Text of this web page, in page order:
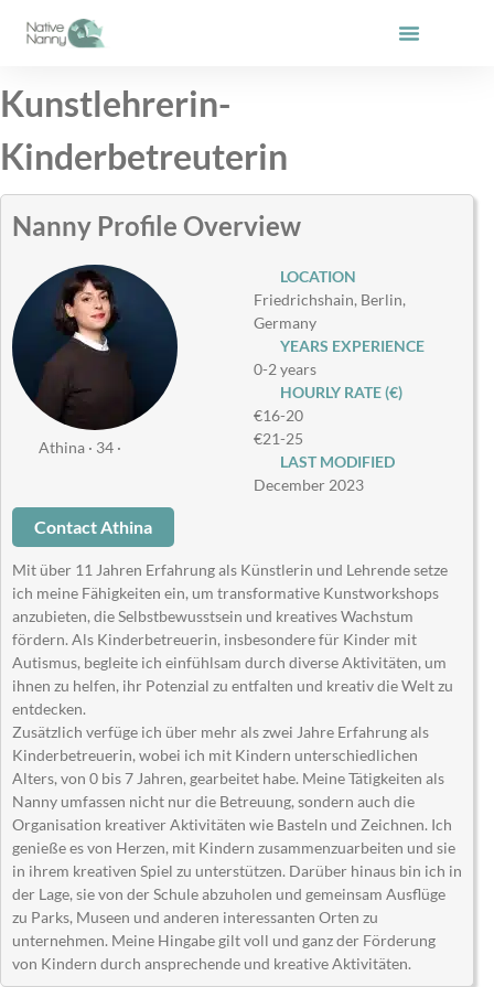
Kunstlehrerin-
Kinderbetreuterin
Nanny Profile Overview
Athina · 34 ·
LOCATION
Friedrichshain, Berlin,
Germany
YEARS EXPERIENCE
0-2 years
HOURLY RATE (€)
€16-20
€21-25
LAST MODIFIED
December 2023
Contact Athina
Mit über 11 Jahren Erfahrung als Künstlerin und Lehrende setze
ich meine Fähigkeiten ein, um transformative Kunstworkshops
anzubieten, die Selbstbewusstsein und kreatives Wachstum
fördern. Als Kinderbetreuerin, insbesondere für Kinder mit
Autismus, begleite ich einfühlsam durch diverse Aktivitäten, um
ihnen zu helfen, ihr Potenzial zu entfalten und kreativ die Welt zu
entdecken.
Zusätzlich verfüge ich über mehr als zwei Jahre Erfahrung als
Kinderbetreuerin, wobei ich mit Kindern unterschiedlichen
Alters, von 0 bis 7 Jahren, gearbeitet habe. Meine Tätigkeiten als
Nanny umfassen nicht nur die Betreuung, sondern auch die
Organisation kreativer Aktivitäten wie Basteln und Zeichnen. Ich
genieße es von Herzen, mit Kindern zusammenzuarbeiten und sie
in ihrem kreativen Spiel zu unterstützen. Darüber hinaus bin ich in
der Lage, sie von der Schule abzuholen und gemeinsam Ausflüge
zu Parks, Museen und anderen interessanten Orten zu
unternehmen. Meine Hingabe gilt voll und ganz der Förderung
von Kindern durch ansprechende und kreative Aktivitäten.